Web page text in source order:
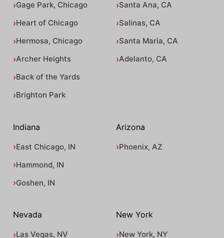
Gage Park, Chicago
Heart of Chicago
Hermosa, Chicago
Archer Heights
Back of the Yards
Brighton Park
Santa Ana, CA
Salinas, CA
Santa Maria, CA
Adelanto, CA
Indiana
East Chicago, IN
Hammond, IN
Goshen, IN
Arizona
Phoenix, AZ
Nevada
Las Vegas, NV
New York
New York, NY